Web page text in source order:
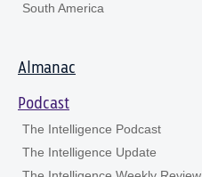
South America
Almanac
Podcast
The Intelligence Podcast
The Intelligence Update